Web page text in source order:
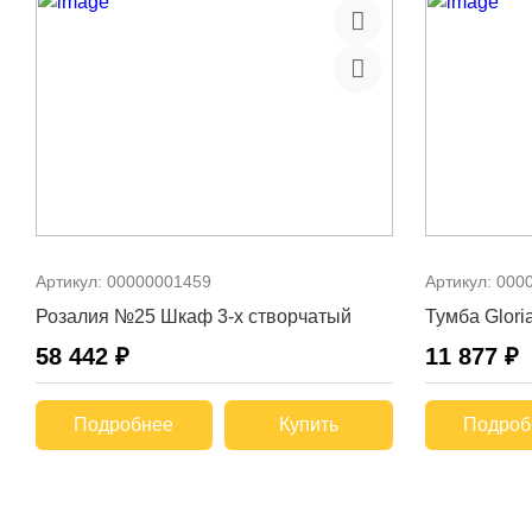
Артикул: 00000001459
Розалия №25 Шкаф 3-х створчатый
58 442 ₽
Подробнее Купить
Артикул:
Тумба
11 877 ₽